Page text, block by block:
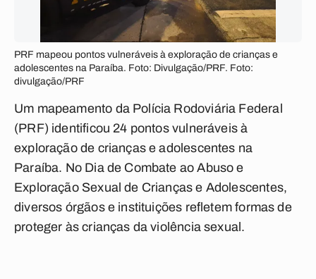
PRF mapeou pontos vulneráveis à exploração de crianças e
adolescentes na Paraíba. Foto: Divulgação/PRF. Foto:
divulgação/PRF
Um mapeamento da Polícia Rodoviária Federal
(PRF) identificou 24 pontos vulneráveis à
exploração de crianças e adolescentes na
Paraíba. No Dia de Combate ao Abuso e
Exploração Sexual de Crianças e Adolescentes,
diversos órgãos e instituições refletem formas de
proteger às crianças da violência sexual.